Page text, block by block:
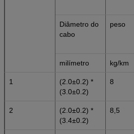
Diâmetro do
cabo
peso
milímetro kg/km
1
(2.0±0.2) *
(3.0±0.2)
8
2
(2.0±0.2) *
(3.4±0.2)
8,5